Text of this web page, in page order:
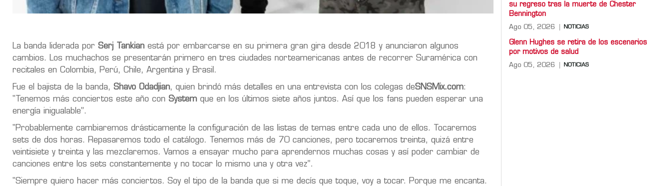
La banda liderada por Serj Tankian está por embarcarse en su primera gran gira desde 2018 y anunciaron algunos
cambios. Los muchachos se presentarán primero en tres ciudades norteamericanas antes de recorrer Suramérica con
recitales en Colombia, Perú, Chile, Argentina y Brasil .
Fue el bajista de la banda, Shavo Odadjian, quien brindó más detalles en una entrevista con los colegas deSNSMix.com:
"Tenemos más conciertos este año con System que en los últimos siete años juntos. Así que los fans pueden esperar una
energía inigualable”.
"Probablemente cambiaremos drásticamente la configuración de las listas de temas entre cada uno de ellos. Tocaremos
sets de dos horas. Repasaremos todo el catálogo. Tenemos más de 70 canciones, pero tocaremos treinta, quizá entre
veintisiete y treinta y las mezclaremos. Vamos a ensayar mucho para aprendernos muchas cosas y así poder cambiar de
canciones entre los sets constantemente y no tocar lo mismo una y otra vez”.
"Siempre quiero hacer más conciertos. Soy el tipo de la banda que si me decís que toque, voy a tocar. Porque me encanta.
su regreso tras la muerte de Chester
Bennington
Ago 05, 2026 NOTICIAS
Glenn Hughes se retira de los escenarios
por motivos de salud
Ago 05, 2026 NOTICIAS